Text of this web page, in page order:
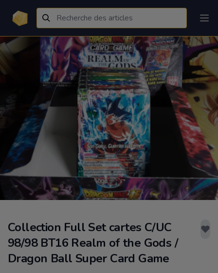
Collection Full Set cartes C/UC
98/98 BT16 Realm of the Gods /
Dragon Ball Super Card Game